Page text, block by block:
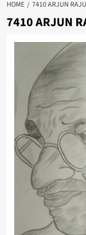
HOME 7410 ARJUN RAJU
7410 ARJUN